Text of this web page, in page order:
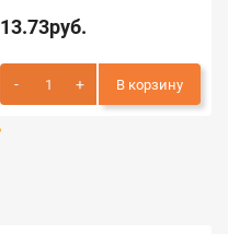
13.73руб.
В корзину